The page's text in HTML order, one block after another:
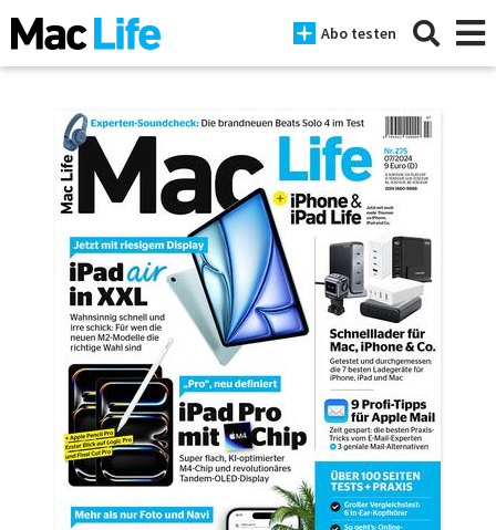
Abo testen
News
Tests
Tipps
Magazine
Über uns